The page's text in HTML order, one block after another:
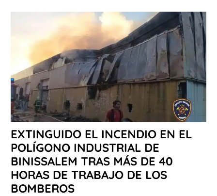
EXTINGUIDO EL INCENDIO EN EL
POLÍGONO INDUSTRIAL DE
BINISSALEM TRAS MÁS DE 40
HORAS DE TRABAJO DE LOS
BOMBEROS